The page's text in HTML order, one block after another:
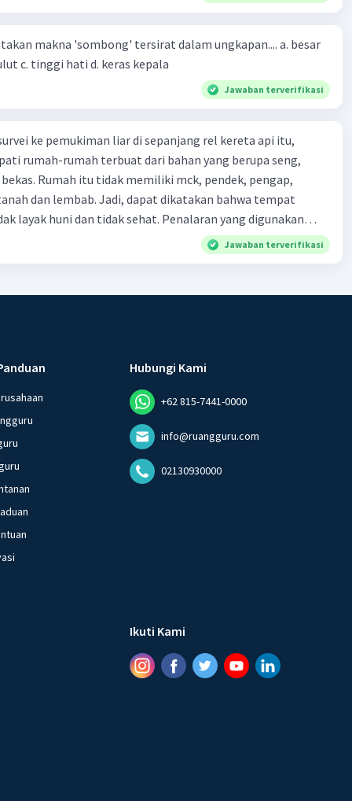
(2)makna 'sombong' tersirat dalam ungkapan.... a. besar
kepala b. besar mulut c. tinggi hati d. keras kepala
Jawaban terverifikasi
ke pemukiman liar di sepanjang rel kereta api itu,
rumah-rumah terbuat dari bahan yang berupa seng,
bekas. Rumah itu tidak memiliki mck, pendek, pengap,
dan lembab. Jadi, dapat dikatakan bahwa tempat
dan tidak sehat. Penalaran yang digunakan
adalah . . . .
Jawaban terverifikasi
Hubungi Kami
+62 815-7441-0000
info@ruangguru.com
02130930000
Ikuti Kami